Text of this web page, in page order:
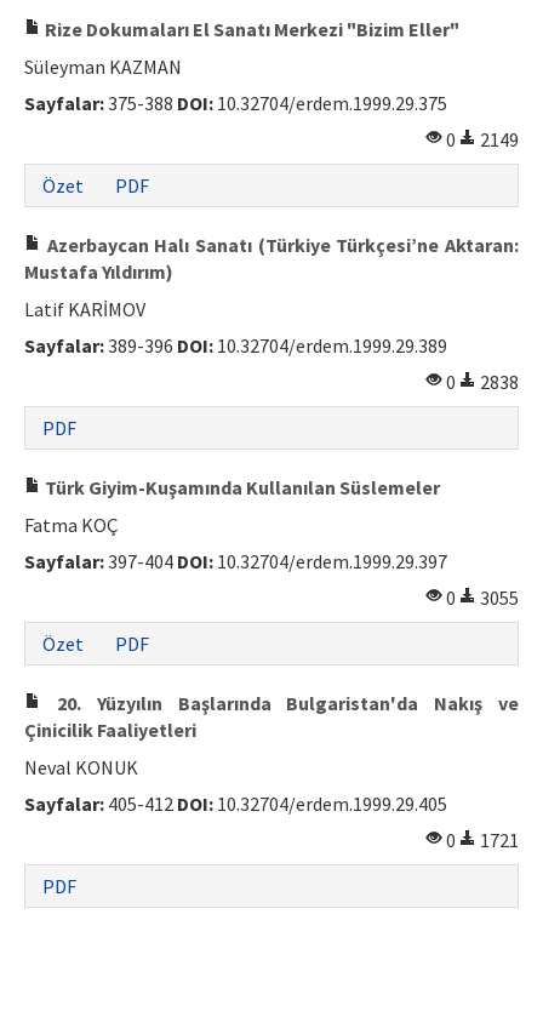
Rize Dokumaları El Sanatı Merkezi "Bizim Eller"
Süleyman KAZMAN
Sayfalar:375-388 DOI: 10.32704/erdem.1999.29.375
0
2149
Özet
PDF
Azerbaycan Halı Sanatı (Türkiye Türkçesi’ne Aktaran:
Mustafa Yıldırım)
Latif KARİMOV
Sayfalar:389-396 DOI: 10.32704/erdem.1999.29.389
0
2838
PDF
Türk Giyim-Kuşamında Kullanılan Süslemeler
Fatma KOÇ
Sayfalar:397-404 DOI: 10.32704/erdem.1999.29.397
0
3055
Özet
PDF
20. Yüzyılın Başlarında Bulgaristan'da Nakış ve
Çinicilik Faaliyetleri
Neval KONUK
Sayfalar: 405-412 DOI: 10.32704/erdem.1999.29.405
0
1721
PDF